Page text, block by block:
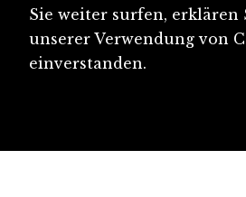
Sie weiter surfen, erklären
unserer Verwendung von
einverstanden.